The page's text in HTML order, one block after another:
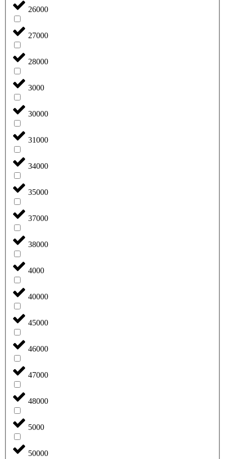
26000
27000
28000
3000
30000
31000
34000
35000
37000
38000
4000
40000
45000
46000
47000
48000
5000
50000